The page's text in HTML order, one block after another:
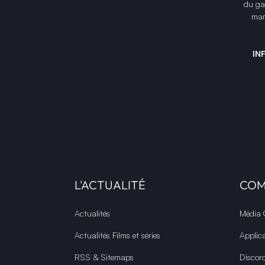
du
L'ACTUALITÉ
Actualités
Actualités Films et séries
RSS & Sitemaps
Média